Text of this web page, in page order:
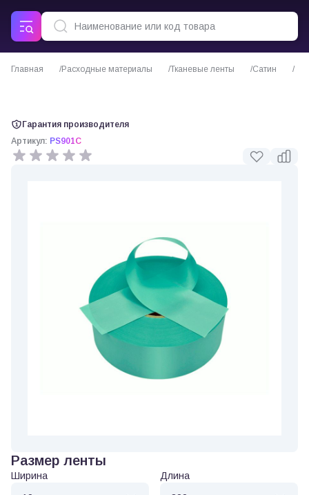
Главная Расходные материалы Тканевые ленты
Сатин
Гарантия производителя
Артикул: PS901C
Размер ленты
Ширина Длина